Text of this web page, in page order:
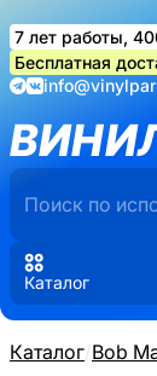
7 лет работы,
Бесплатная
Каталог
Каталог/Bob